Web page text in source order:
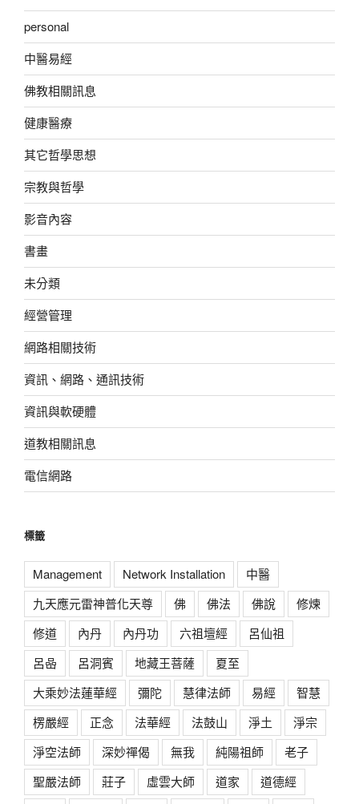
personal
中醫易經
佛教相關訊息
健康醫療
其它哲學思想
宗教與哲學
影音內容
書畫
未分類
經營管理
網路相關技術
資訊、網路、通訊技術
資訊與軟硬體
道教相關訊息
電信網路
標籤
Management Network Installation
中醫
九天應元雷神普化天尊
佛 佛法 佛說
修煉
修道
內丹 內丹功 六祖壇經
呂仙祖
呂喦
呂洞賓 地藏王菩薩
夏至
大乘妙法蓮華經
彌陀 慧律法師 易經
智慧
楞嚴經
正念 法華經 法鼓山 淨土
淨宗
淨空法師
深妙禪偈 無我 純陽祖師
老子
聖嚴法師
莊子 虛雲大師 道家
道德經